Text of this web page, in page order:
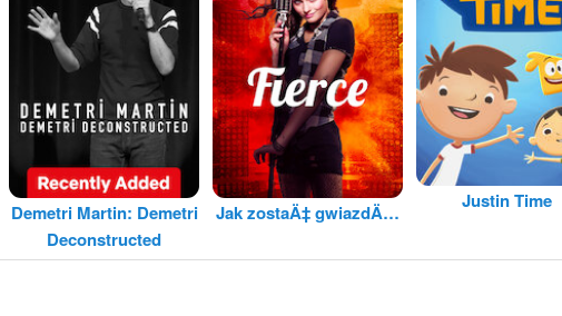
Demetri Martin: Demetri
Deconstructed
Jak zostaÄ‡ gwiazdÄ…
Justin Time